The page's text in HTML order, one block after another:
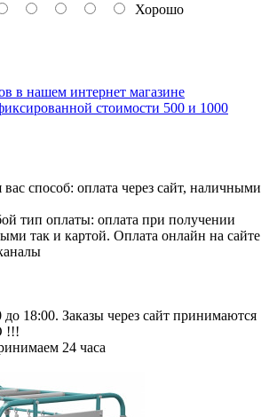
Хорошо
в нашем интернет магазине
стоимости 500 и 1000
способ: оплата через сайт, наличными
тип оплаты: оплата при получении
так и картой. Оплата онлайн на сайте
18:00. Заказы через сайт принимаются
!!!
24 часа